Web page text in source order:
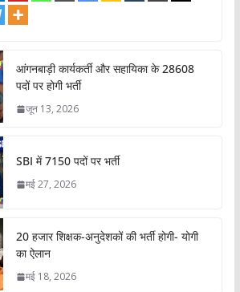
आंगनबाड़ी कार्यकर्ती और सहायिका के 28608
पदों पर होगी भर्ती
जून 13, 2026
SBI में 7150 पदों पर भर्ती
मई 27, 2026
20 हजार शिक्षक-अनुदेशकों की भर्ती होगी- योगी
का ऐलान
मई 18, 2026